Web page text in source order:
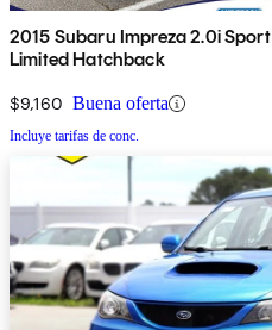
2015 Subaru Impreza 2.0i Sport
Limited Hatchback
$9,160 Buena oferta
Incluye tarifas de conc.